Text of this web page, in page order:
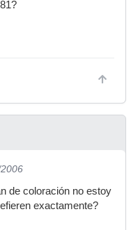
de coloración no estoy
exactamente?